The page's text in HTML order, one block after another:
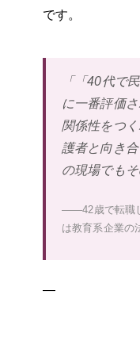
です。
「「40代で
に一番評価
関係性をつ
護者と向き
の現場でも
——42歳で転職
は教育系企業の
—